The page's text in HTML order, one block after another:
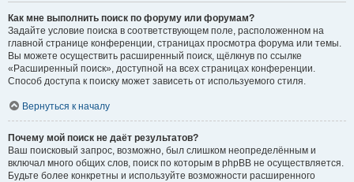
Как мне выполнить поиск по форуму или форумам?
Задайте условие поиска в соответствующем поле, расположенном на
главной странице конференции, страницах просмотра форума или темы.
Вы можете осуществить расширенный поиск, щёлкнув по ссылке
«Расширенный поиск», доступной на всех страницах конференции.
Способ доступа к поиску может зависеть от используемого стиля.
Вернуться к началу
Почему мой поиск не даёт результатов?
Ваш поисковый запрос, возможно, был слишком неопределённым и
включал много общих слов, поиск по которым в phpBB не осуществляется.
Будьте более конкретны и используйте возможности расширенного